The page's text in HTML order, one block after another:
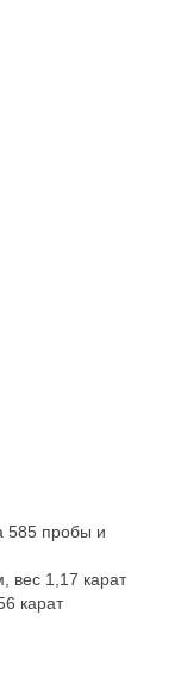
585 пробы и
вес 1,17 карат
карат